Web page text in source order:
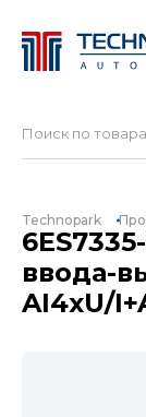
Technopark
ввода-
AI4xU/